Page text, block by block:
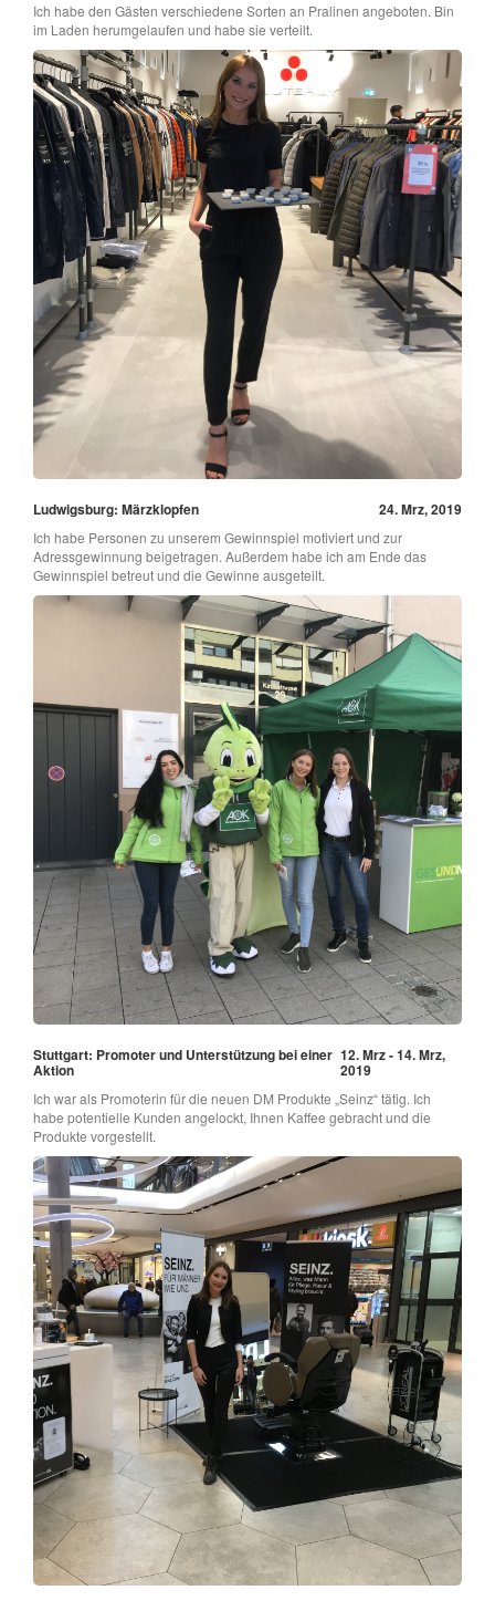
Ich habe den Gästen verschiedene Sorten an Pralinen angeboten. Bin
im Laden herumgelaufen und habe sie verteilt.
Ludwigsburg: Märzklopfen 24. Mrz, 2019
Ich habe Personen zu unserem Gewinnspiel motiviert und zur
Adressgewinnung beigetragen. Außerdem habe ich am Ende das
Gewinnspiel betreut und die Gewinne ausgeteilt.
Stuttgart: Promoter und Unterstützung bei einer
Aktion
12. Mrz - 14. Mrz,
2019
Ich war als Promoterin für die neuen DM Produkte „Seinz“ tätig. Ich
habe potentielle Kunden angelockt, Ihnen Kaffee gebracht und die
Produkte vorgestellt.